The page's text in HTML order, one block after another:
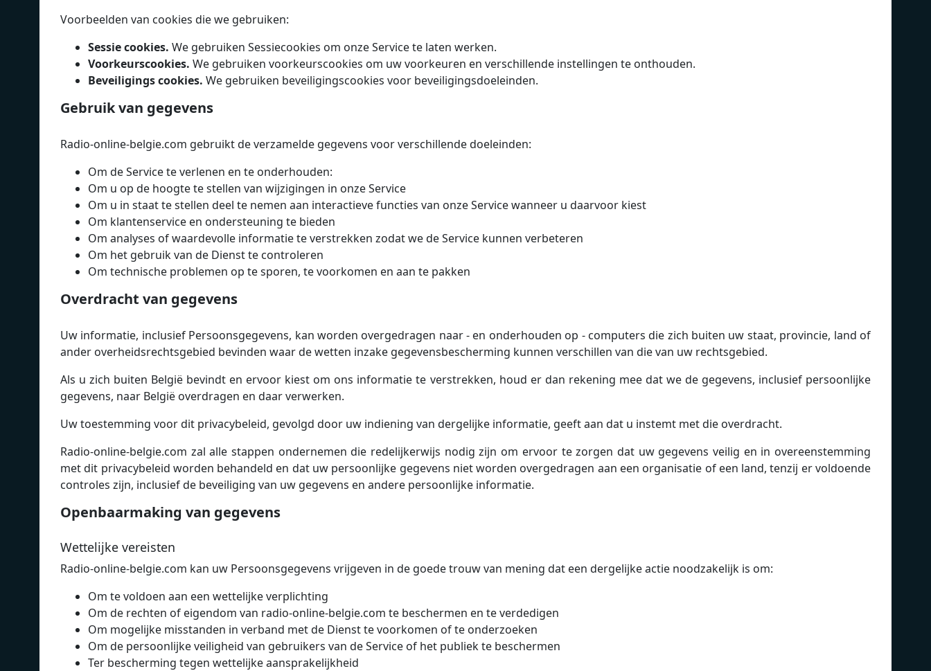
Voorbeelden van cookies die we gebruiken:
Sessie cookies. We gebruiken Sessiecookies om onze Service te laten werken.
Voorkeurscookies. We gebruiken voorkeurscookies om uw voorkeuren en verschillende instellingen te onthouden.
Beveiligings cookies. We gebruiken beveiligingscookies voor beveiligingsdoeleinden.
Gebruik van gegevens
Radio-online-belgie.com gebruikt de verzamelde gegevens voor verschillende doeleinden:
Om de Service te verlenen en te onderhouden:
Om u op de hoogte te stellen van wijzigingen in onze Service
Om u in staat te stellen deel te nemen aan interactieve functies van onze Service wanneer u daarvoor kiest
Om klantenservice en ondersteuning te bieden
Om analyses of waardevolle informatie te verstrekken zodat we de Service kunnen verbeteren
Om het gebruik van de Dienst te controleren
Om technische problemen op te sporen, te voorkomen en aan te pakken
Overdracht van gegevens
Uw informatie, inclusief Persoonsgegevens, kan worden overgedragen naar - en onderhouden op - computers die zich buiten uw staat, provincie, land of
ander overheidsrechtsgebied bevinden waar de wetten inzake gegevensbescherming kunnen verschillen van die van uw rechtsgebied.
Als u zich buiten België bevindt en ervoor kiest om ons informatie te verstrekken, houd er dan rekening mee dat we de gegevens, inclusief persoonlijke
gegevens, naar België overdragen en daar verwerken.
Uw toestemming voor dit privacybeleid, gevolgd door uw indiening van dergelijke informatie, geeft aan dat u instemt met die overdracht.
Radio-online-belgie.com zal alle stappen ondernemen die redelijkerwijs nodig zijn om ervoor te zorgen dat uw gegevens veilig en in overeenstemming
met dit privacybeleid worden behandeld en dat uw persoonlijke gegevens niet worden overgedragen aan een organisatie of een land, tenzij er voldoende
controles zijn, inclusief de beveiliging van uw gegevens en andere persoonlijke informatie.
Openbaarmaking van gegevens
Wettelijke vereisten
Radio-online-belgie.com kan uw Persoonsgegevens vrijgeven in de goede trouw van mening dat een dergelijke actie noodzakelijk is om:
Om te voldoen aan een wettelijke verplichting
Om de rechten of eigendom van radio-online-belgie.com te beschermen en te verdedigen
Om mogelijke misstanden in verband met de Dienst te voorkomen of te onderzoeken
Om de persoonlijke veiligheid van gebruikers van de Service of het publiek te beschermen
Ter bescherming tegen wettelijke aansprakelijkheid